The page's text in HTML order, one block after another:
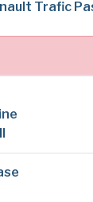
Trafic